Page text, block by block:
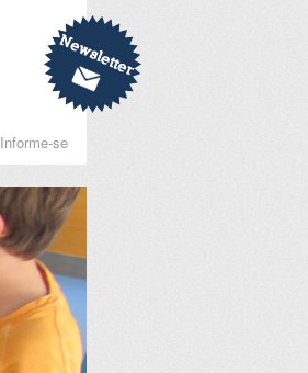
Informe-se